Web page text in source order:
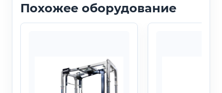
Похожее оборудование